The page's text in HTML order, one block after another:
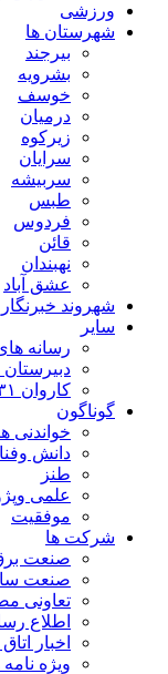
ورزشی
شهرستان ها
بیرجند
بشرویه
خوسف
درمیان
زیرکوه
سرایان
سربیشه
طبس
فردوس
قائن
نهبندان
عشق آباد
شهروند خبرنگار
سایر
رسانه
کاروان ۳۹۰۳۱ حج تمتع
گوناگون
خواندنی
دانش
طنز
علمی
موفقیت
شرکت ها
صنعت
صنعت
تعاونی
اطلاع
اخبار
ویژه نامه